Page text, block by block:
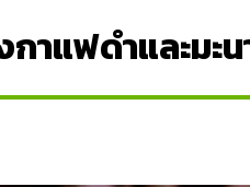
กาแฟดำและมะน